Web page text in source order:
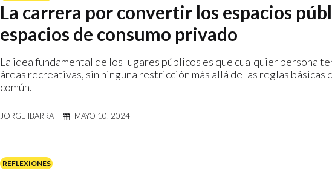
La carrera por convertir los espacios
espacios de consumo privado
La idea fundamental de los lugares públicos es que cualquier persona
áreas recreativas, sin ninguna restricción más allá de las reglas
común.
JORGE IBARRA MAYO 10, 2024
REFLEXIONES